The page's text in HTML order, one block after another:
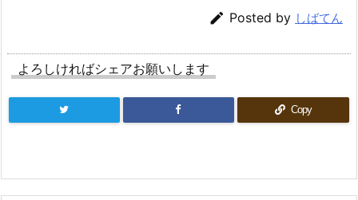
 Posted by しばてん
よろしければシェアお願いします
Copy